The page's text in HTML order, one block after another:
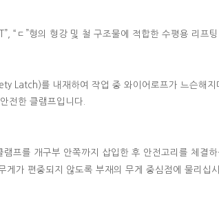
” “ㄷ”형의 형강 및 철 구조물에 적합한 수평용 리프
Latch)를 내재하여 작업 중 와이어로프가 느슨해
전한 클램프입니다
램프를 개구부 안쪽까지 삽입한 후 안전고리를 체결하
게가 편중되지 않도록 부재의 무게 중심점에 물리십